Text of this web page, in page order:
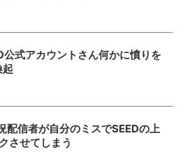
公式アカウントさん何かに憤りを
配信者が自分のミスでSEEDの上
させてしまう